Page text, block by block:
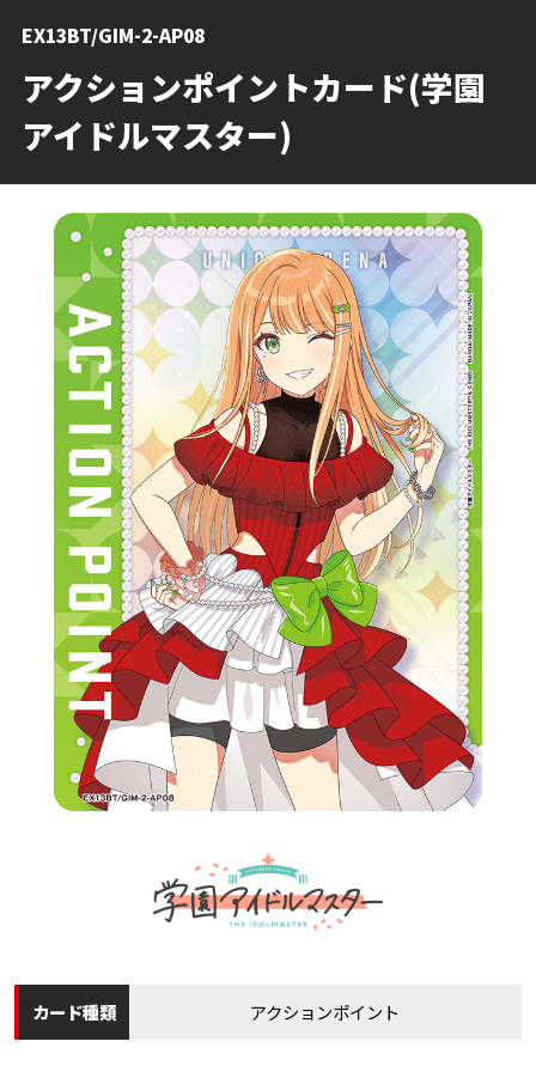
アクションポイントカード(学園
アイドルマスター)
EX13BT/GIM-2-AP08
カード種類 アクションポイント